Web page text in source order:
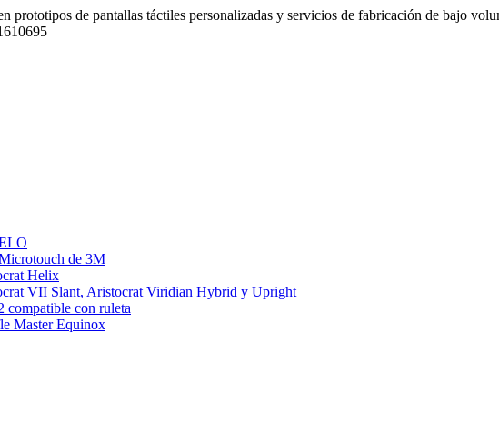
prototipos de pantallas táctiles personalizadas y servicios de fabricación de bajo
de 3M
Helix
VII Slant, Aristocrat Viridian Hybrid y Upright
compatible con ruleta
Master Equinox